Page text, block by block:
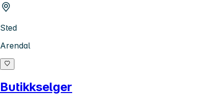
Sted
Arendal
Butikkselger